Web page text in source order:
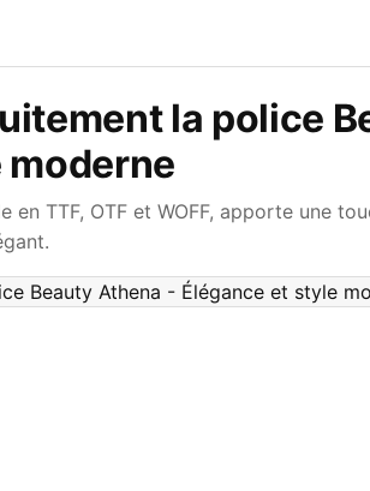
la police
moderne
en TTF, OTF et WOFF, apporte une